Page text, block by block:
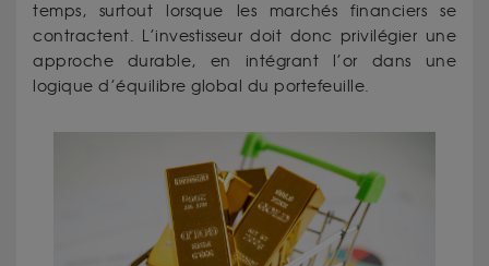
temps, surtout lorsque les marchés financiers se
contractent. L’investisseur doit donc privilégier une
approche durable, en intégrant l’or dans une
logique d’équilibre global du portefeuille.